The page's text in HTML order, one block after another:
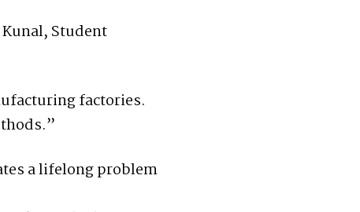
Student
factories.
a lifelong problem